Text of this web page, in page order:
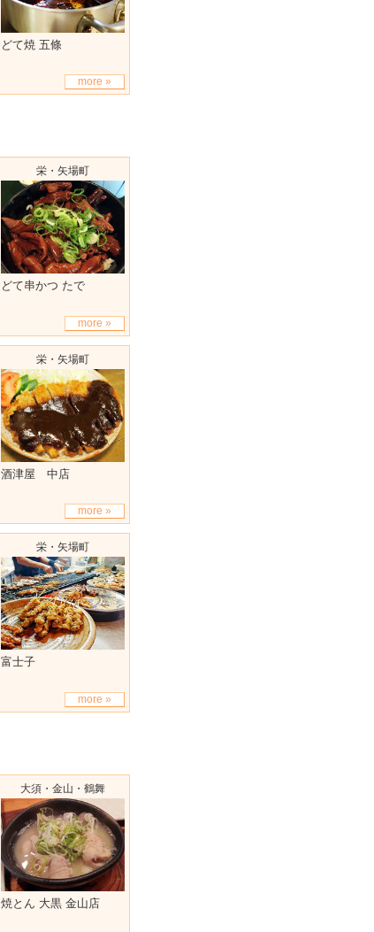
どて焼 五條
more »
栄・矢場町
どて串かつ たで
more »
栄・矢場町
酒津屋 中店
more »
栄・矢場町
富士子
more »
大須・金山・鶴舞
焼とん 大黒 金山店